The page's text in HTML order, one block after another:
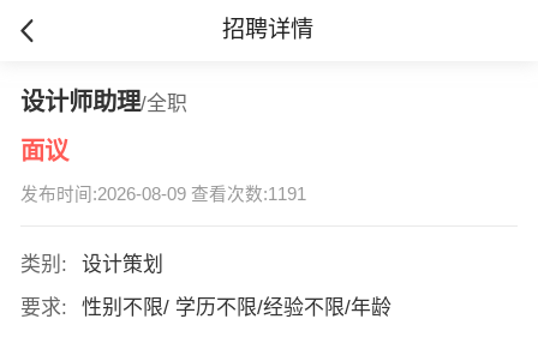
招聘详情
设计师助理/全职
面议
发布时间:2026-08-09 查看次数:1191
类别:
设计策划
要求:
性别不限/ 学历不限/经验不限/年龄